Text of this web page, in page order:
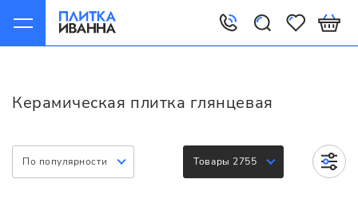
Керамическая плитка глянцевая
По популярности Товары 2755